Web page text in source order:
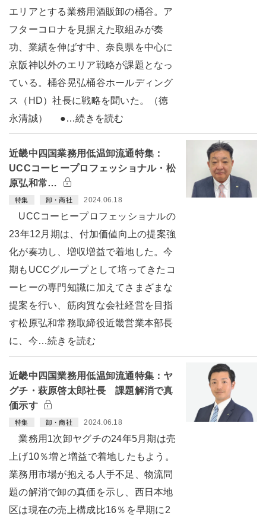
エリアとする業務用酒販卸の桶谷。ア
フターコロナを見据えた取組みが奏
功、業績を伸ばす中、奈良県を中心に
京阪神以外のエリア戦略が課題となっ
ている。桶谷晃弘桶谷ホールディング
ス（HD）社長に戦略を聞いた。（徳
永清誠） ●…続きを読む
近畿中四国業務用低温卸流通特集：
UCCコーヒープロフェッショナル・松
原弘和常…
特集 卸・商社 2024.06.18
UCCコーヒープロフェッショナルの
23年12月期は、付加価値向上の提案強
化が奏功し、増収増益で着地した。今
期もUCCグループとして培ってきたコ
ーヒーの専門知識に加えてさまざまな
提案を行い、筋肉質な会社経営を目指
す松原弘和常務取締役近畿営業本部長
に、今…続きを読む
近畿中四国業務用低温卸流通特集：ヤ
グチ・萩原啓太郎社長 課題解消で真
価示す
特集 卸・商社 2024.06.18
業務用1次卸ヤグチの24年5月期は売
上げ10％増と増益で着地したもよう。
業務用市場が抱える人手不足、物流問
題の解消で卸の真価を示し、西日本地
区は現在の売上構成比16％を早期に2